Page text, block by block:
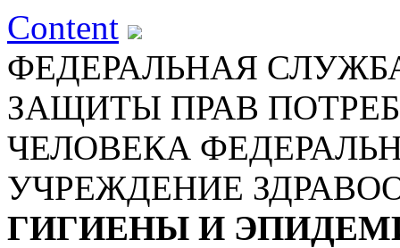
Content
ФЕДЕРАЛЬНАЯ
ЗАЩИТЫ ПРАВ
ЧЕЛОВЕКА
УЧРЕЖДЕНИЕ
ГИГИЕНЫ И